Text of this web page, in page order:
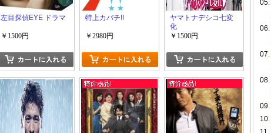
左目探偵EYE ドラマ
￥1500円
特上カバチ!!
￥2980円
ヤマトナデシコ七変
化
￥1500円
05.
06.
07.
08.
09.
10.